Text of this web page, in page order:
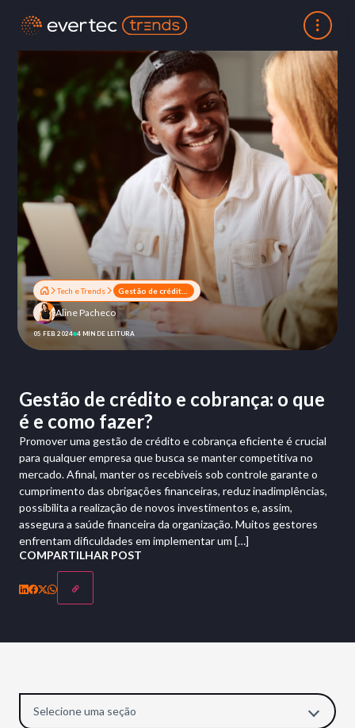
Tech e Trends
Aline Pacheco
05 FEB 2024 4 MIN DE LEITURA
Gestão de crédito e cobrança: o que
é e como fazer?
Promover uma gestão de crédito e cobrança eficiente é crucial
para qualquer empresa que busca se manter competitiva no
mercado. Afinal, manter os recebíveis sob controle garante o
cumprimento das obrigações financeiras, reduz inadimplências,
possibilita a realização de novos investimentos e, assim,
assegura a saúde financeira da organização. Muitos gestores
enfrentam dificuldades em implementar um […]
COMPARTILHAR POST
Selecione uma seção